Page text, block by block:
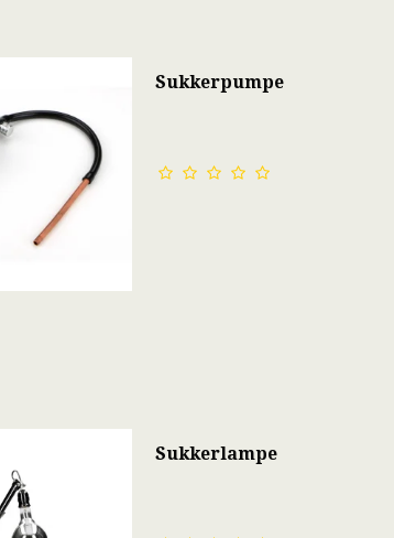
Sukkerpumpe
Sukkerlampe